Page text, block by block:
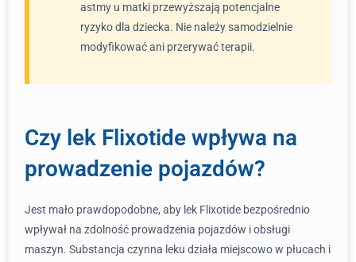
astmy u matki przewyższają potencjalne
ryzyko dla dziecka. Nie należy samodzielnie
modyfikować ani przerywać terapii.
Czy lek Flixotide wpływa na
prowadzenie pojazdów?
Jest mało prawdopodobne, aby lek Flixotide bezpośrednio
wpływał na zdolność prowadzenia pojazdów i obsługi
maszyn. Substancja czynna leku działa miejscowo w płucach i